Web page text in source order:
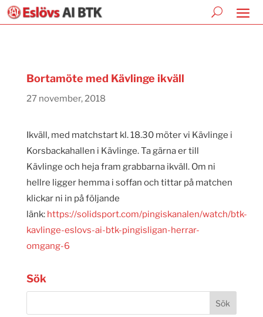
Bortamöte med Kävlinge ikväll
27 november, 2018
Ikväll, med matchstart kl. 18.30 möter vi Kävlinge i
Korsbackahallen i Kävlinge. Ta gärna er till
Kävlinge och heja fram grabbarna ikväll. Om ni
hellre ligger hemma i soffan och tittar på matchen
klickar ni in på följande
länk: https://solidsport.com/pingiskanalen/watch/btk-
kavlinge-eslovs-ai-btk-pingisligan-herrar-
omgang-6
Sök